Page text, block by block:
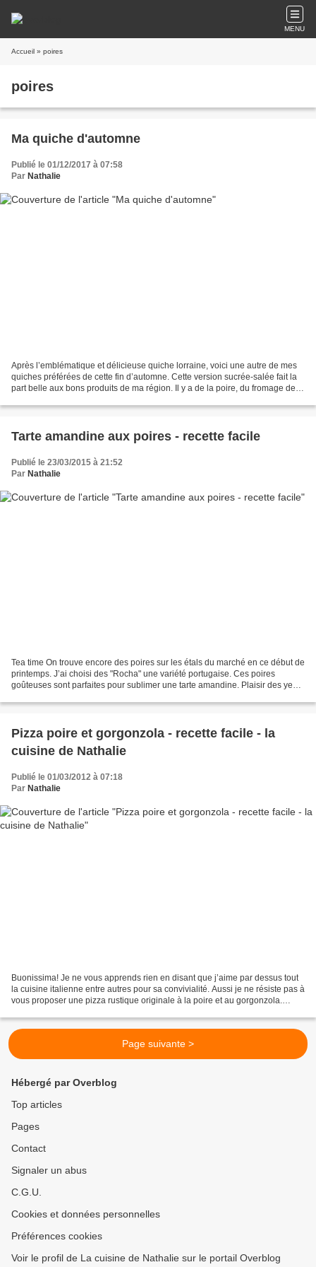
MENU
Accueil » poires
poires
Ma quiche d'automne
Publié le 01/12/2017 à 07:58
Par Nathalie
Après l’emblématique et délicieuse quiche lorraine, voici une autre de mes
quiches préférées de cette fin d’automne. Cette version sucrée-salée fait la
part belle aux bons produits de ma région. Il y a de la poire, du fromage de
Tarte amandine aux poires - recette facile
Publié le 23/03/2015 à 21:52
Par Nathalie
Tea time On trouve encore des poires sur les étals du marché en ce début de
printemps. J’ai choisi des "Rocha" une variété portugaise. Ces poires
goûteuses sont parfaites pour sublimer une tarte amandine. Plaisir des yeux
Pizza poire et gorgonzola - recette facile - la
cuisine de Nathalie
Publié le 01/03/2012 à 07:18
Par Nathalie
Buonissima! Je ne vous apprends rien en disant que j’aime par dessus tout
la cuisine italienne entre autres pour sa convivialité. Aussi je ne résiste pas à
vous proposer une pizza rustique originale à la poire et au gorgonzola.
Page suivante >
Hébergé par Overblog
Top articles
Pages
Contact
Signaler un abus
C.G.U.
Cookies et données personnelles
Préférences cookies
Voir le profil de La cuisine de Nathalie sur le portail Overblog